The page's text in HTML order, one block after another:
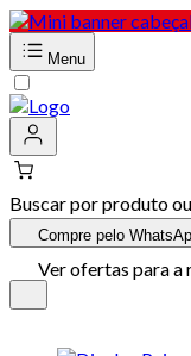
Menu
Buscar por produto
Compre pelo
Ver ofertas para a